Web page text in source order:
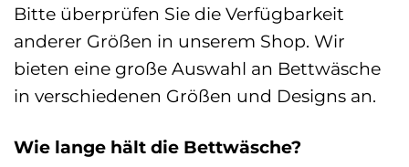
Bitte überprüfen Sie die Verfügbarkeit
anderer Größen in unserem Shop. Wir
bieten eine große Auswahl an Bettwäsche
in verschiedenen Größen und Designs an.
Wie lange hält die Bettwäsche?